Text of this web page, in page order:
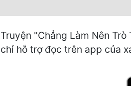
Truyện "Chẳng Làm Nên
chỉ hỗ trợ đọc trên app của